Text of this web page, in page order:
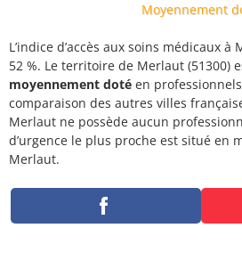
Moyennement
L’indice d’accès aux soins médicaux
52 %. Le territoire de Merlaut (51300)
moyennement doté en
comparaison des autres villes
Merlaut ne possède aucun
d’urgence le plus proche est situé en
Merlaut.